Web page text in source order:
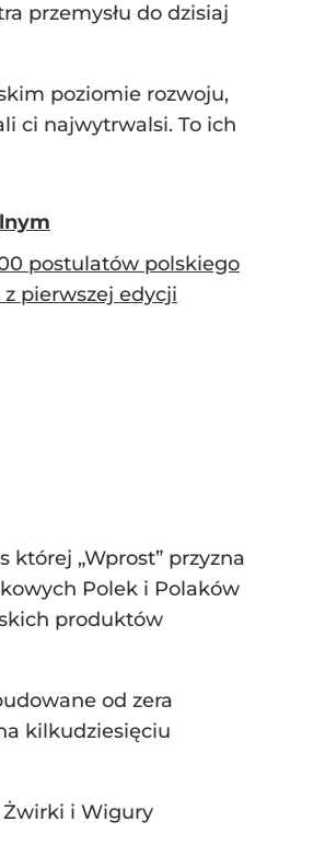
przemysłu do dzisiaj
poziomie rozwoju,
ci najwytrwalsi. To ich
postulatów polskiego
pierwszej edycji
której „Wprost” przyzna
Polek i Polaków
produktów
od zera
kilkudziesięciu
Żwirki i Wigury